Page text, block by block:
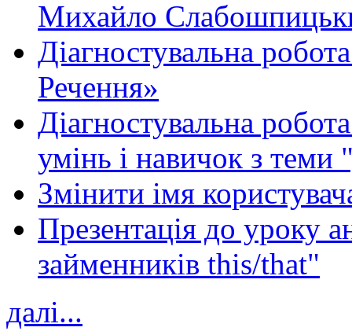
Михайло
Діагностувальна
Речення»
Діагностувальна
умінь і навичок з теми
Змінити імя
Презентація до уроку
займенників this/that"
далі...